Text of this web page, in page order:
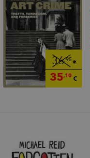
36,95€
35,10€